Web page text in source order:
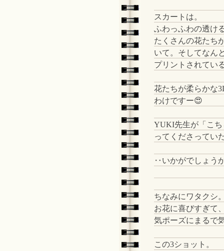
スカートは。
ふわっふわの透け
たくさんの花たち
いて。そしてなん
プリントされてい
花たちが柔らかな
わけですー😍
YUKI先生が「こ
ってくださってい
‥いかがでしょう
ちなみにワタクシ
お花に喜びすぎて
気ポーズにまるで
この3ショット。